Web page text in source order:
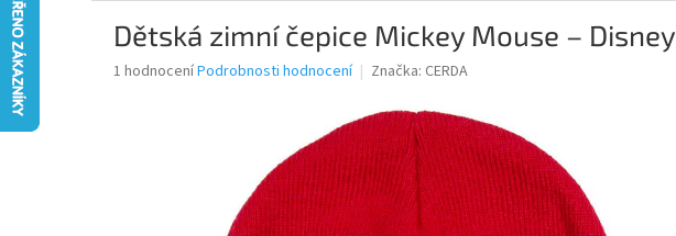
Dětská zimní čepice Mickey Mouse – Disney
Průměrné
1 hodnoceníPodrobnosti hodnocení Značka: CERDA